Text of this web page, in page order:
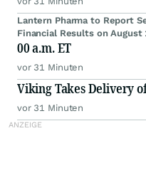
Lantern Pharma to Report
Financial Results on
00 a.m. ET
vor 31 Minuten
Viking Takes Delivery
vor 31 Minuten